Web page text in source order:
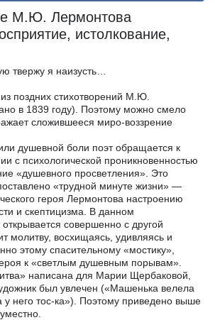
М.Ю. Лермонтова
истолкование,
твержу я наизусть…
поздних стихотворений М.Ю.
в 1839 году). Поэтому можно смело
сложившееся миро-воззрение
душевной боли поэт обращается к
с психологической проникновенностью
«душевного просветления». Это
«трудной минуте жизни» —
героя Лермонтова настроению
и скептицизма. В данном
открывается совершенно с другой
молитву, восхищаясь, удивляясь и
этому спасительному «мостику»,
к «светлым душевным порывам».
написана для Марии Щербаковой,
был увлечен («Машенька велела
у него тос-ка»). Поэтому приведено выше